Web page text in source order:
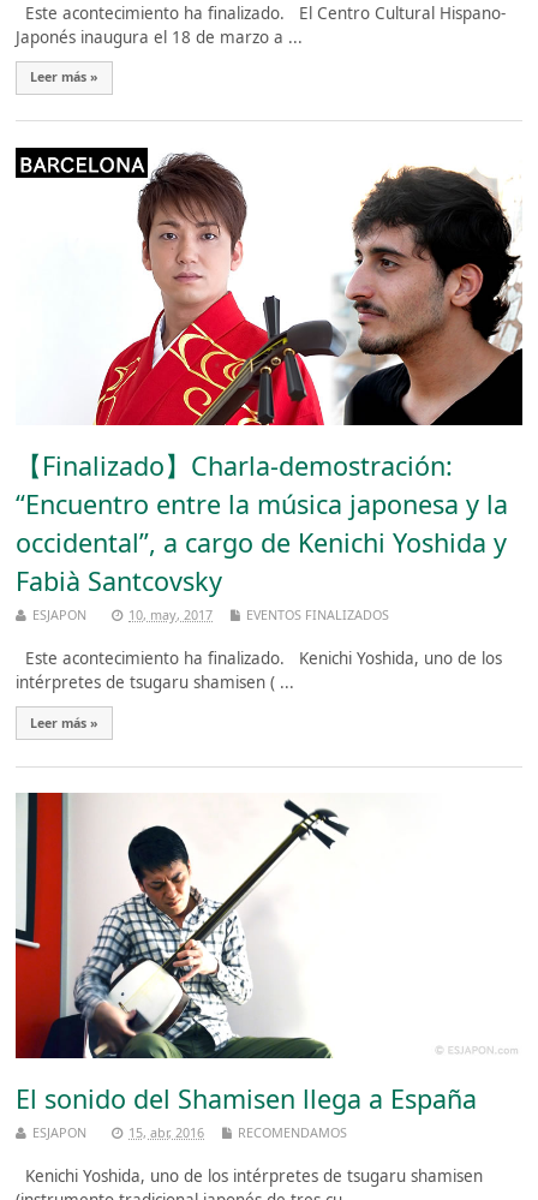
Este acontecimiento ha finalizado. El Centro Cultural Hispano-
Japonés inaugura el 18 de marzo a ...
Leer más »
【Finalizado】Charla-demostración:
“Encuentro entre la música japonesa y la
occidental”, a cargo de Kenichi Yoshida y
Fabià Santcovsky
ESJAPON 10, may, 2017 EVENTOS FINALIZADOS
Este acontecimiento ha finalizado. Kenichi Yoshida, uno de los
intérpretes de tsugaru shamisen ( ...
Leer más »
El sonido del Shamisen llega a España
ESJAPON 15, abr, 2016 RECOMENDAMOS
Kenichi Yoshida, uno de los intérpretes de tsugaru shamisen